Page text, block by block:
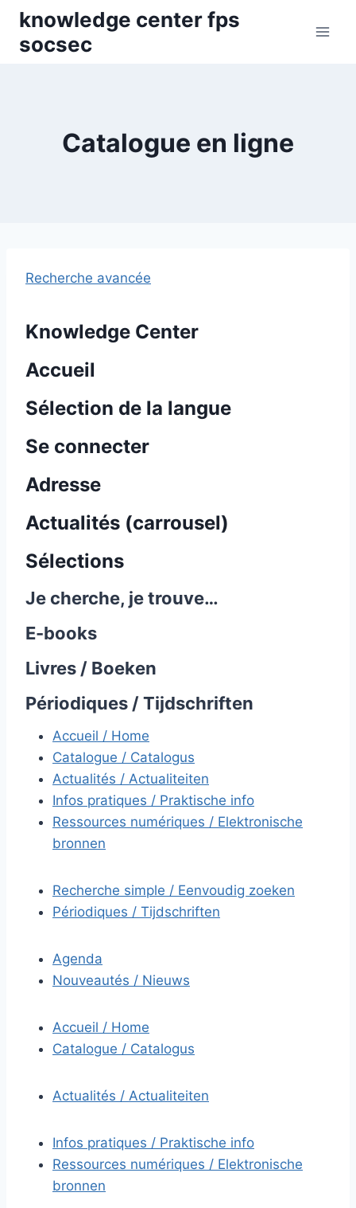
Skip
content
knowledge center fps
socsec
Catalogue en ligne
Recherche avancée
Knowledge Center
Accueil
Sélection de la langue
Se connecter
Adresse
Actualités (carrousel)
Sélections
Je cherche, je trouve…
E-books
Livres / Boeken
Périodiques / Tijdschriften
Accueil / Home
Catalogue / Catalogus
Actualités / Actualiteiten
Infos pratiques / Praktische info
Ressources numériques / Elektronische
bronnen
Recherche simple / Eenvoudig zoeken
Périodiques / Tijdschriften
Agenda
Nouveautés / Nieuws
Accueil / Home
Catalogue / Catalogus
Actualités / Actualiteiten
Infos pratiques / Praktische info
Ressources numériques / Elektronische
bronnen